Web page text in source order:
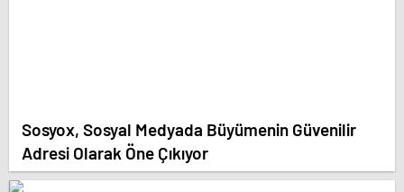
Sosyox, Sosyal Medyada Büyümenin Güvenilir
Adresi Olarak Öne Çıkıyor